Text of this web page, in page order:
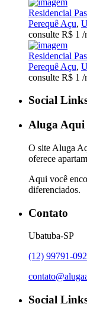
Residencial
Perequê Açu,
consulte R$ 1 /
Residencial
Perequê Açu,
consulte R$ 1 /
Social
Aluga
O site Aluga
oferece
Aqui você
diferenciados.
Contato
Ubatuba-SP
(12) 99791-
Social